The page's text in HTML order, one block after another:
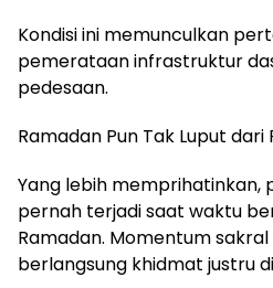
Kondisi ini memunculkan
pemerataan infrastruktur
pedesaan.
Ramadan Pun Tak Luput
Yang lebih memprihatinkan,
pernah terjadi saat waktu
Ramadan. Momentum
berlangsung khidmat justru